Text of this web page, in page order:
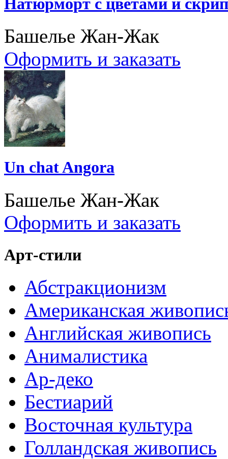
Башелье Жан-Жак
Оформить и заказать
Un chat Angora
Башелье Жан-Жак
Оформить и заказать
Арт-стили
Абстракционизм
Американская
Английская живопись
Анималистика
Ар-деко
Бестиарий
Восточная культура
Голландская живопись